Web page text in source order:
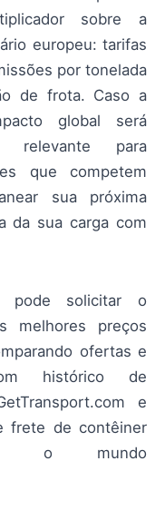
sobre a
europeu: tarifas
por tonelada
de frota. Caso a
global será
relevante para
que competem
sua próxima
da sua carga com
pode solicitar o
melhores preços
ofertas e
histórico de
e
frete de contêiner
o mundo